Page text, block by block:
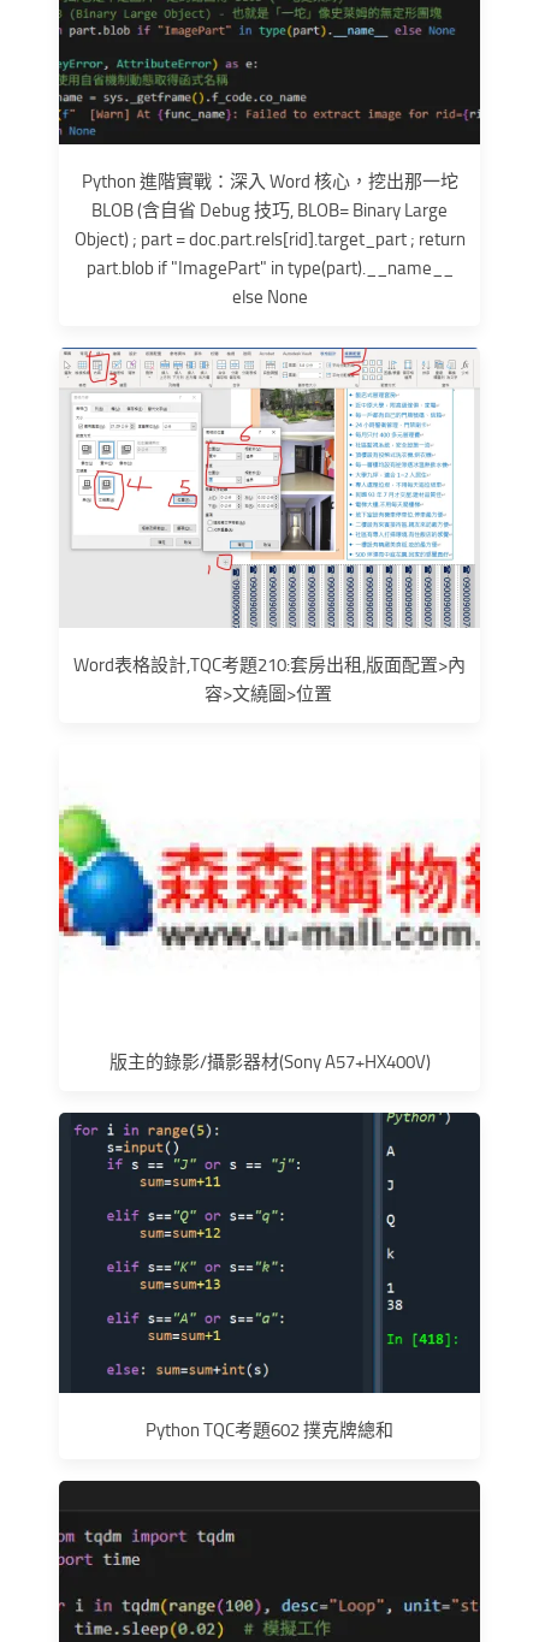
Python 進階實戰：深入 Word 核心，挖出那一坨
BLOB (含自省 Debug 技巧, BLOB= Binary Large
Object) ; part = doc.part.rels[rid].target_part ; return
part.blob if "ImagePart" in type(part).__name__
else None
Word表格設計,TQC考題210:套房出租,版面配置>內
容>文繞圖>位置
版主的錄影/攝影器材(Sony A57+HX400V)
Python TQC考題602 撲克牌總和